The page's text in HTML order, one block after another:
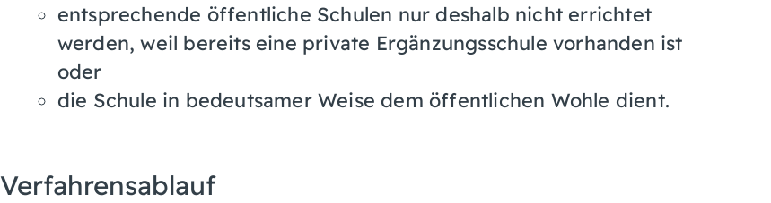
entsprechende öffentliche Schulen nur deshalb nicht errichtet
werden, weil bereits eine private Ergänzungsschule vorhanden ist
oder
die Schule in bedeutsamer Weise dem öffentlichen Wohle dient.
Verfahrensablauf